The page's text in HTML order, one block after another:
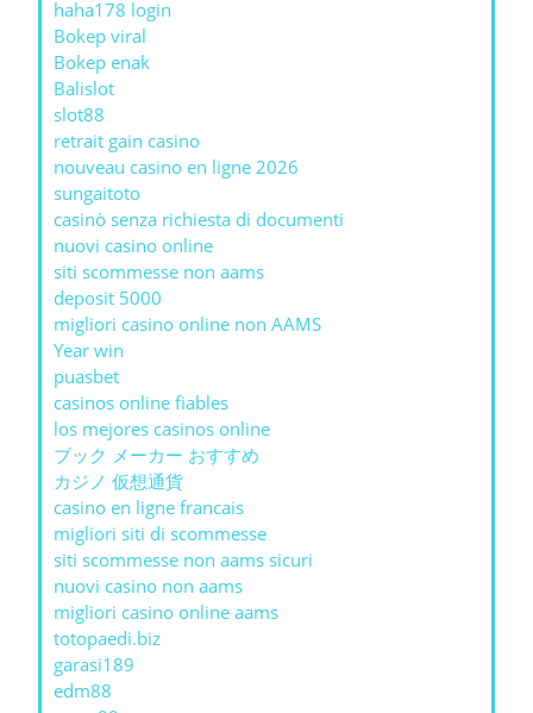
haha178 login
Bokep viral
Bokep enak
Balislot
slot88
retrait gain casino
nouveau casino en ligne 2026
sungaitoto
casinò senza richiesta di documenti
nuovi casino online
siti scommesse non aams
deposit 5000
migliori casino online non AAMS
Year win
puasbet
casinos online fiables
los mejores casinos online
ブック メーカー おすすめ
カジノ 仮想通貨
casino en ligne francais
migliori siti di scommesse
siti scommesse non aams sicuri
nuovi casino non aams
migliori casino online aams
totopaedi.biz
garasi189
edm88